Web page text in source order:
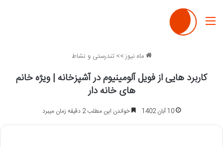
منو
ماه نیوز>> تندرستی و نشاط
کاربرد هایی از فویل آلومینیوم در آشپزخانه | ویژه خانم
های خانه دار
10 آبان 1402 خواندن این مطلب 2 دقیقه زمان میبرد